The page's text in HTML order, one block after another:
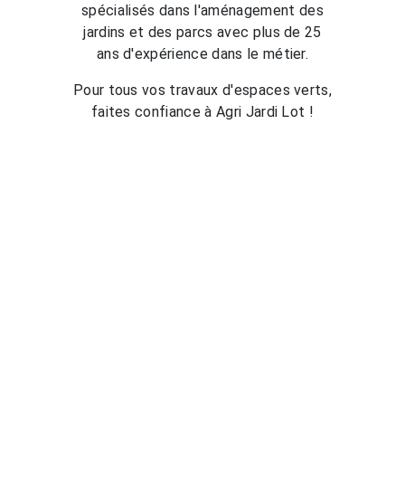
spécialisés dans l'aménagement des
jardins et des parcs avec plus de 25
ans d'expérience dans le métier.
Pour tous vos travaux d'espaces verts,
faites confiance à Agri Jardi Lot !